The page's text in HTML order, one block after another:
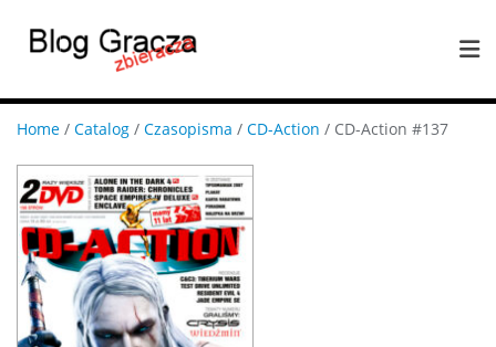
Home / Catalog / Czasopisma / CD-Action / CD-Action #137